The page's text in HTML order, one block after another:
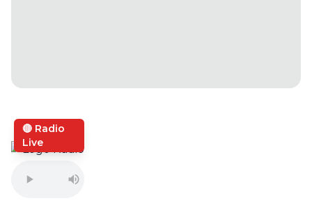
🔴 Radio
Live